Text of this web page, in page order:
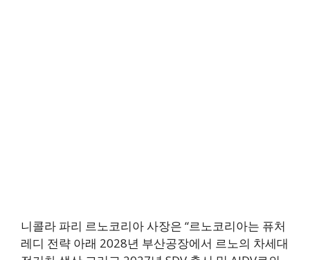
니콜라 파리 르노코리아 사장은 “르노코리아는 퓨처
레디 전략 아래 2028년 부산공장에서 르노의 차세대